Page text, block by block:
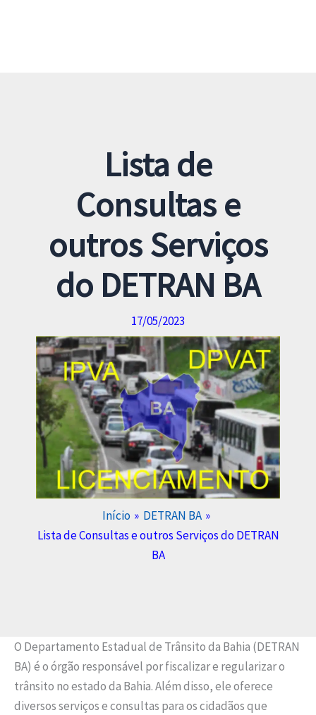
Lista de
Consultas e
outros Serviços
do DETRAN BA
17/05/2023
Início
DETRAN BA
Lista de Consultas e outros Serviços do DETRAN
BA
O Departamento Estadual de Trânsito da Bahia (DETRAN
BA) é o órgão responsável por fiscalizar e regularizar o
trânsito no estado da Bahia. Além disso, ele oferece
diversos serviços e consultas para os cidadãos que